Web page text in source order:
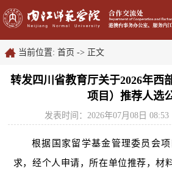
当前位置: 首页 -> 正文
转发四川省教育厅关于2026年西
项目）推荐人选
发表时间：2026年07月08日 08:53
根据国家留学基金管理委员会
求，经个人申请，所在单位推荐，材